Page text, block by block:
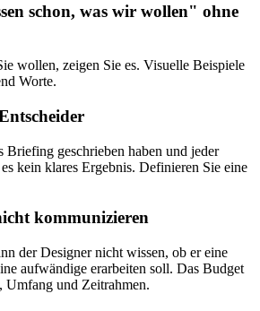
schon, was wir wollen" ohne
wollen, zeigen Sie es. Visuelle Beispiele
Worte.
Briefing geschrieben haben und jeder
kein klares Ergebnis. Definieren Sie eine
kommunizieren
der Designer nicht wissen, ob er eine
aufwändige erarbeiten soll. Das Budget
Umfang und Zeitrahmen.